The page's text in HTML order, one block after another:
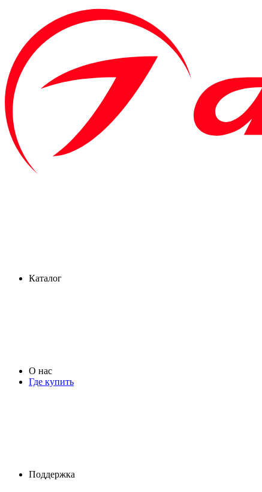
Каталог
О нас
Где купить
Поддержка